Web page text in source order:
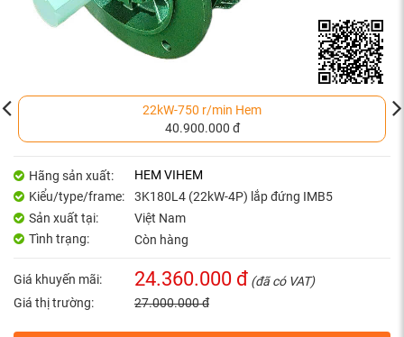
22kW-750 r/min Hem
40.900.000 đ
Hãng sản xuất:
HEM VIHEM
Kiểu/type/frame:
3K180L4 (22kW-4P) lắp đứng IMB5
Sản xuất tại:
Việt Nam
Tình trạng:
Còn hàng
Giá khuyến mãi: 24.360.000 đ (đã có VAT)
Giá thị trường:
27.000.000 đ